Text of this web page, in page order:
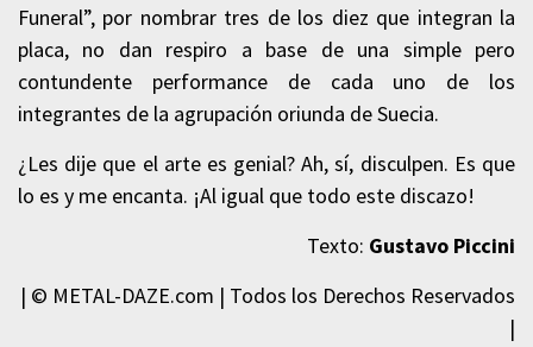
Funeral”, por nombrar tres de los diez que integran la
placa, no dan respiro a base de una simple pero
contundente performance de cada uno de los
integrantes de la agrupación oriunda de Suecia.
¿Les dije que el arte es genial? Ah, sí, disculpen. Es que
lo es y me encanta. ¡Al igual que todo este discazo!
Texto: Gustavo Piccini
| © METAL-DAZE.com | Todos los Derechos Reservados
|